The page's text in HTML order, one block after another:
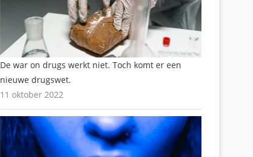
De war on drugs werkt niet. Toch komt er een
nieuwe drugswet.
11 oktober 2022